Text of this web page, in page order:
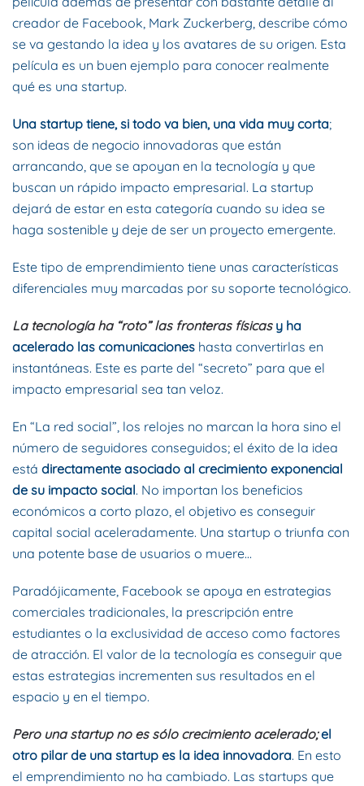
creador de Facebook, Mark Zuckerberg, describe cómo
se va gestando la idea y los avatares de su origen. Esta
película es un buen ejemplo para conocer realmente
qué es una startup.
Una startup tiene, si todo va bien, una vida muy corta;
son ideas de negocio innovadoras que están
arrancando, que se apoyan en la tecnología y que
buscan un rápido impacto empresarial. La startup
dejará de estar en esta categoría cuando su idea se
haga sostenible y deje de ser un proyecto emergente.
Este tipo de emprendimiento tiene unas características
diferenciales muy marcadas por su soporte tecnológico.
La tecnología ha “roto” las fronteras físicas y ha
acelerado las comunicaciones hasta convertirlas en
instantáneas. Este es parte del “secreto” para que el
impacto empresarial sea tan veloz.
En “La red social”, los relojes no marcan la hora sino el
número de seguidores conseguidos; el éxito de la idea
está directamente asociado al crecimiento exponencial
de su impacto social. No importan los beneficios
económicos a corto plazo, el objetivo es conseguir
capital social aceleradamente. Una startup o triunfa con
una potente base de usuarios o muere…
Paradójicamente, Facebook se apoya en estrategias
comerciales tradicionales, la prescripción entre
estudiantes o la exclusividad de acceso como factores
de atracción. El valor de la tecnología es conseguir que
estas estrategias incrementen sus resultados en el
espacio y en el tiempo.
Pero una startup no es sólo crecimiento acelerado;el
otro pilar de una startup es la idea innovadora. En esto
el emprendimiento no ha cambiado. Las startups que